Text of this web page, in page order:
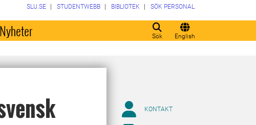
Sök English
SLU.SE STUDENTWEBB BIBLIOTEK SÖK PERSONAL
Nyheter
KONTAKT